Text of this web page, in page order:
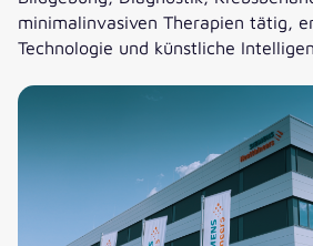
minimalinvasiven Therapien tätig,
Technologie und künstliche